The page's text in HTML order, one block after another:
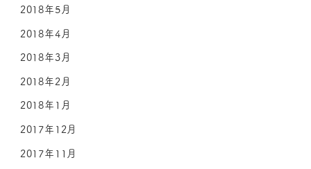
2018年5月
2018年4月
2018年3月
2018年2月
2018年1月
2017年12月
2017年11月